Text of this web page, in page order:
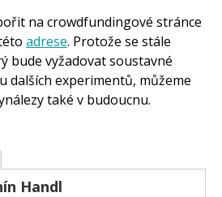
na crowdfundingové stránce
adrese. Protože se stále
bude vyžadovat soustavné
dalších experimentů, můžeme
také v budoucnu.
Handl